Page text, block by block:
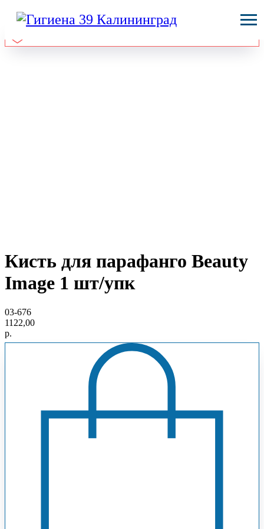
Кисть для парафанго Beauty
Image 1 шт/упк
03-676
1122,00
р.